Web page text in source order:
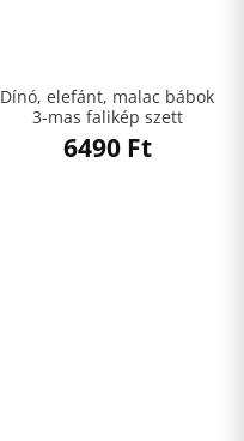
Dínó, elefánt, malac bábok
3-mas falikép szett
6490 Ft